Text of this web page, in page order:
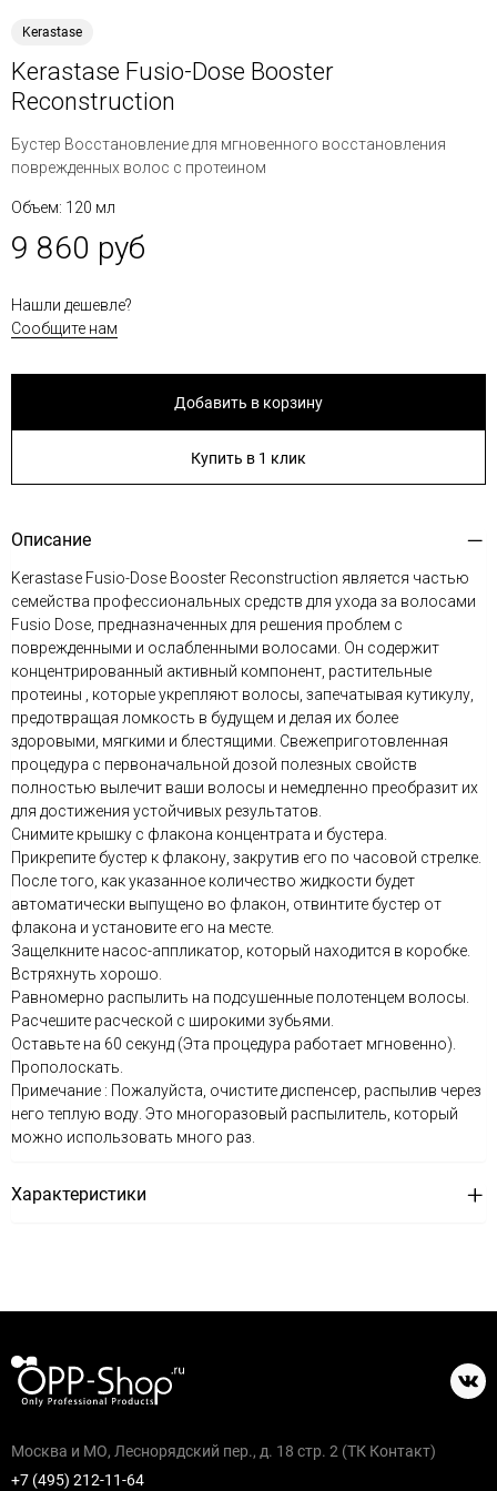
Kerastase
Kerastase Fusio-Dose Booster
Reconstruction
Бустер Восстановление для мгновенного восстановления
поврежденных волос с протеином
Объем: 120 мл
9 860 руб
Нашли дешевле?
Сообщите нам
Добавить в корзину
Купить в 1 клик
Описание
Kerastase Fusio-Dose Booster Reconstruction является частью
семейства профессиональных средств для ухода за волосами
Fusio Dose, предназначенных для решения проблем с
поврежденными и ослабленными волосами. Он содержит
концентрированный активный компонент, растительные
протеины , которые укрепляют волосы, запечатывая кутикулу,
предотвращая ломкость в будущем и делая их более
здоровыми, мягкими и блестящими. Свежеприготовленная
процедура с первоначальной дозой полезных свойств
полностью вылечит ваши волосы и немедленно преобразит их
для достижения устойчивых результатов.
Снимите крышку с флакона концентрата и бустера.
Прикрепите бустер к флакону, закрутив его по часовой стрелке.
После того, как указанное количество жидкости будет
автоматически выпущено во флакон, отвинтите бустер от
флакона и установите его на месте.
Защелкните насос-аппликатор, который находится в коробке.
Встряхнуть хорошо.
Равномерно распылить на подсушенные полотенцем волосы.
Расчешите расческой с широкими зубьями.
Оставьте на 60 секунд (Эта процедура работает мгновенно).
Прополоскать.
Примечание : Пожалуйста, очистите диспенсер, распылив через
него теплую воду. Это многоразовый распылитель, который
можно использовать много раз.
Характеристики
Москва и МО, Леснорядский пер., д. 18 стр. 2 (ТК Контакт)
+7 (495) 212-11-64